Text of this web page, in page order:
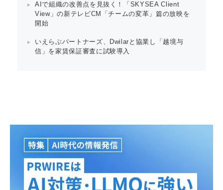
AIで組織の改善点を見抜く！「SKYSEA Client
View」の新テレビCM「チームの変革」篇の放映を
開始
いえらぶパートナーズ、Dwilarと協業し「越境与
信」を家賃保証審査に試験導入